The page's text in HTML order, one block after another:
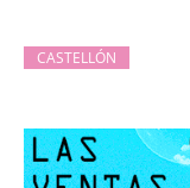
CASTELLÓN